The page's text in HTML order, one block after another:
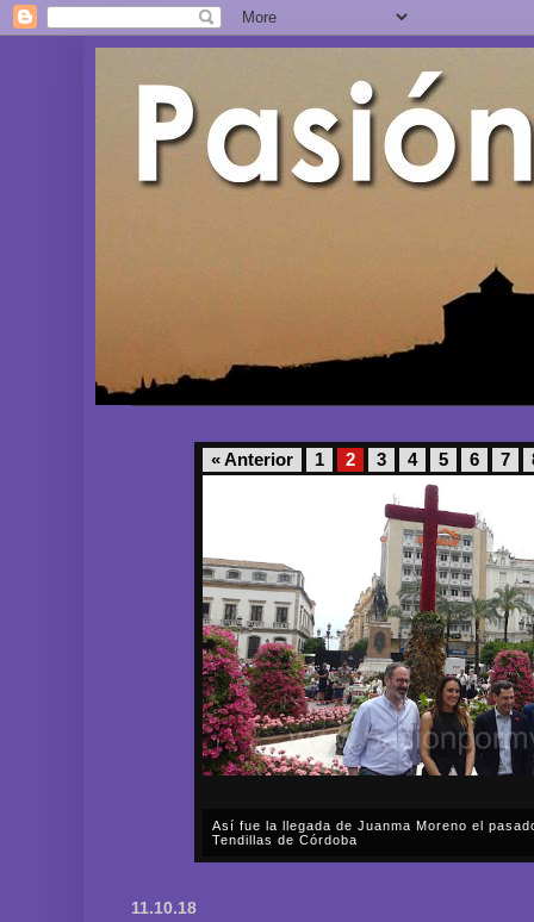
« Anterior 1 2 3 4 5 6 7
Así fue la procesión extraordinaria de La
aniversario del Dogma de La Asunción de la
11.10.18